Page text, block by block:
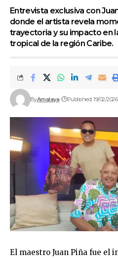
Entrevista exclusiva con
donde el artista revela
trayectoria y su impacto en
tropical de la región Caribe.
ByAmalaya Published: 19/02/2026
El maestro Juan Piña fue el